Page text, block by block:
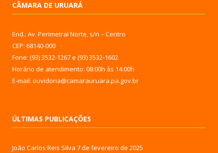
CÂMARA DE URUARÁ
End.: Av. Perimetral Norte, s/n – Centro
CEP: 68140-000
Fone: (93) 3532-1267 e (93) 3532-1602
Horário de atendimento: 08:00h às 14:00h
E-mail: ouvidoria@camarauruara.pa.gov.br
ÚLTIMAS PUBLICAÇÕES
João Carlos Reis Silva 7 de fevereiro de 2025